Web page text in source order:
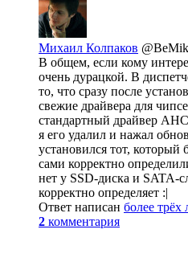
Михаил Колпаков
В общем, если кому
очень дурацкой. В
то, что сразу после
свежие драйвера для
стандартный драйвер
я его удалил и нажал
установился тот,
сами корректно
нет у SSD-диска и SATA-
корректно определяет :|
Ответ написан более трёх
2 комментария